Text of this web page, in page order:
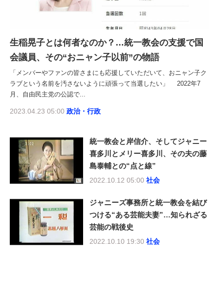
生稲晃子とは何者なのか？…統一教会の支援で国
会議員、その“おニャン子以前”の物語
「メンバーやファンの皆さまにも応援していただいて、おニャン子ク
ラブという名前を汚さないように頑張って当選したい」 2022年7
月、自由民主党の公認で...
2023.04.23 05:00 政治・行政
統一教会と岸信介、そしてジャニー
喜多川とメリー喜多川、その夫の藤
島泰輔との“点と線”
2022.10.12 05:00 社会
ジャニーズ事務所と統一教会を結び
つける“ある芸能夫妻”…知られざる
芸能の戦後史
2022.10.10 19:30 社会